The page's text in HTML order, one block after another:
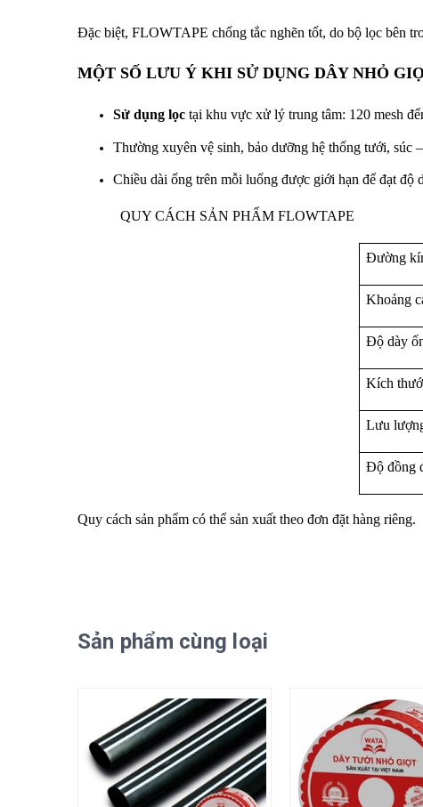
Đặc biệt, FLOWTAPE chống tắc nghẽn tốt, do bộ lọc bên
MỘT SỐ LƯU Ý KHI SỬ DỤNG DÂY NHỎ
Sử dụng lọc tại khu vực xử lý trung tâm: 120 mesh
Thường xuyên vệ sinh, bảo dưỡng hệ thống tưới, súc
Chiều dài ống trên mỗi luống được giới hạn để đạt độ
QUY CÁCH SẢN PHẨM FLOWTAPE
Đường
Khoảng
Độ dày
Kích
Lưu
Độ đồng
Quy cách sản phẩm có thể sản xuất theo đơn đặt hàng riêng.
Sản phẩm cùng loại